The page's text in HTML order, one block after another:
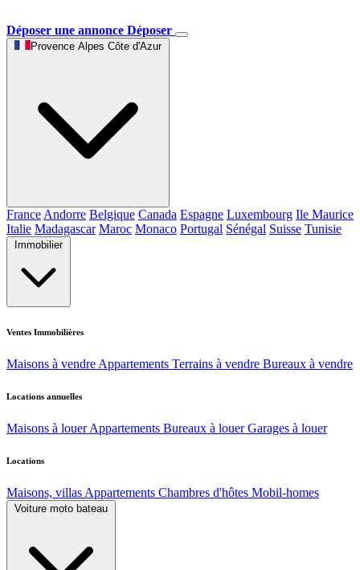
Déposer une annonce Déposer
Provence Alpes Côte d'Azur
France Andorre Belgique Canada Espagne Luxembourg Ile Maurice
Italie Madagascar Maroc Monaco Portugal Sénégal Suisse Tunisie
Immobilier
Ventes Immobilières
Maisons à vendre Appartements Terrains à vendre Bureaux à vendre
Locations annuelles
Maisons à louer Appartements Bureaux à louer Garages à louer
Locations
Maisons, villas Appartements Chambres d'hôtes Mobil-homes
Voiture moto bateau